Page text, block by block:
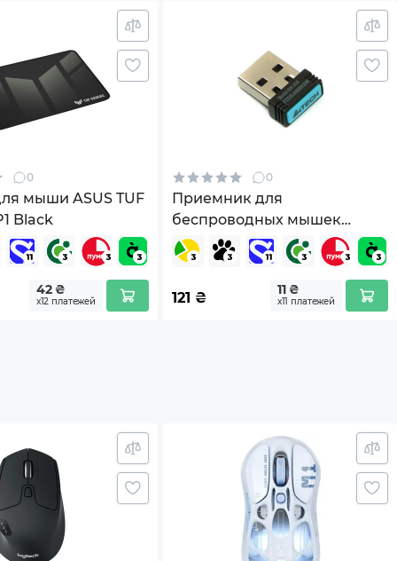
0
мыши ASUS TUF
Black
42 ₴
х12 платежей
0
Приемник для
беспроводных мышек
A4Tech RN-30A
121 ₴ 11 ₴
х11 платежей